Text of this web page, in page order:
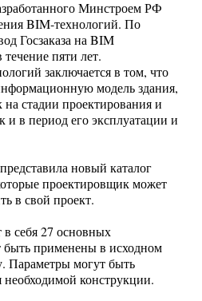
Минстроем РФ
BIM-технологий. По
Госзаказа на BIM
пяти лет.
заключается в том, что
модель здания,
на стадии проектирования и
и в период его эксплуатации и
новый каталог
проектировщик может
в свой проект.
себя 27 основных
применены в исходном
Параметры могут быть
конструкции.